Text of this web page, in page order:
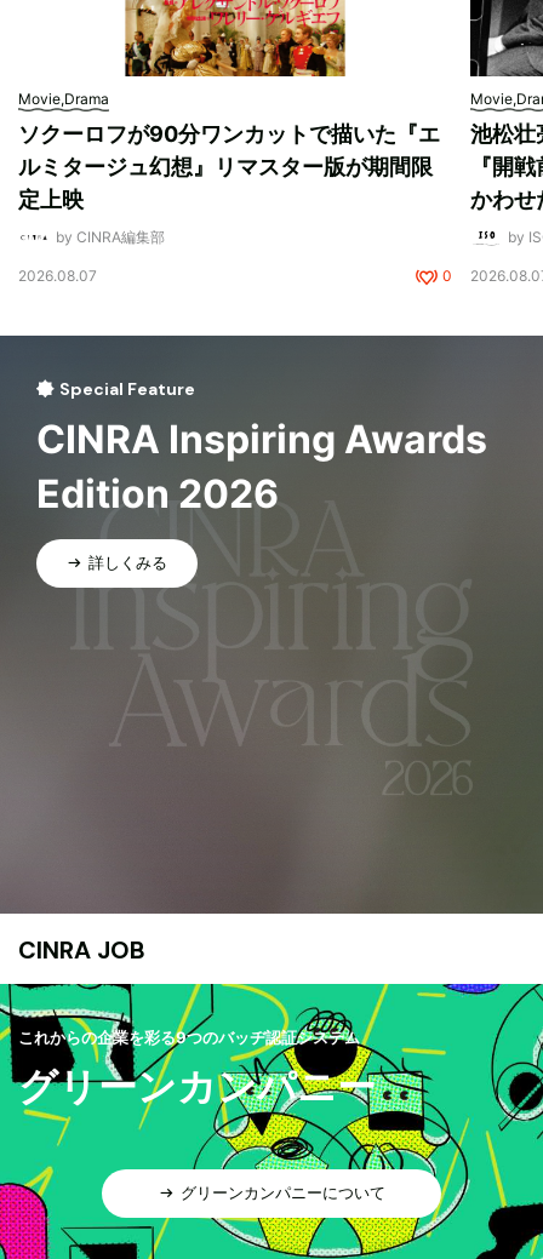
Movie,Drama
ソクーロフが90分ワンカットで描いた『エ
ルミタージュ幻想』リマスター版が期間限
定上映
by CINRA編集部
2026.08.07 0
池松壮
『開
かわせ
by
Special Feature
CINRA Inspiring Awards
Edition 2026
詳しくみる
CINRA JOB
これからの企業を彩る9つのバッヂ認証システム
グリーンカンパニー
グリーンカンパニーについて